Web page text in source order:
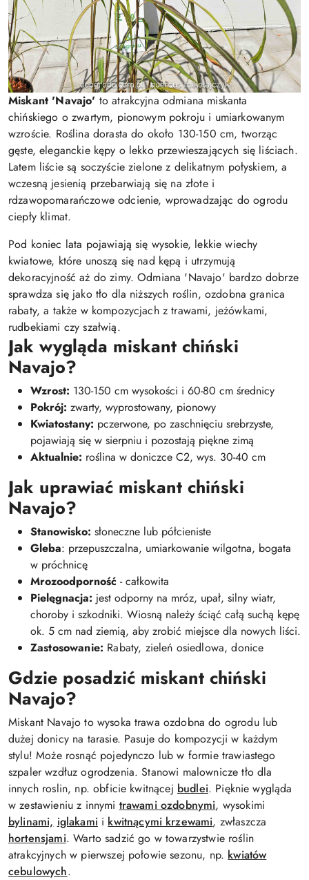
Miskant 'Navajo' to atrakcyjna odmiana miskanta
chińskiego o zwartym, pionowym pokroju i umiarkowanym
wzroście. Roślina dorasta do około 130-150 cm, tworząc
gęste, eleganckie kępy o lekko przewieszających się liściach.
Latem liście są soczyście zielone z delikatnym połyskiem, a
wczesną jesienią przebarwiają się na złote i
rdzawopomarańczowe odcienie, wprowadzając do ogrodu
ciepły klimat.
Pod koniec lata pojawiają się wysokie, lekkie wiechy
kwiatowe, które unoszą się nad kępą i utrzymują
dekoracyjność aż do zimy. Odmiana 'Navajo' bardzo dobrze
sprawdza się jako tło dla niższych roślin, ozdobna granica
rabaty, a także w kompozycjach z trawami, jeżówkami,
rudbekiami czy szałwią.
Jak wygląda miskant chiński
Navajo?
Wzrost: 130-150 cm wysokości i 60-80 cm średnicy
Pokrój: zwarty, wyprostowany, pionowy
Kwiatostany: pczerwone, po zaschnięciu srebrzyste,
pojawiają się w sierpniu i pozostają piękne zimą
Aktualnie: roślina w doniczce C2, wys. 30-40 cm
Jak uprawiać miskant chiński
Navajo?
Stanowisko: słoneczne lub półcieniste
Gleba: przepuszczalna, umiarkowanie wilgotna, bogata
w próchnicę
Mrozoodporność - całkowita
Pielęgnacja: jest odporny na mróz, upał, silny wiatr,
choroby i szkodniki. Wiosną należy ściąć całą suchą kępę
ok. 5 cm nad ziemią, aby zrobić miejsce dla nowych liści.
Zastosowanie: Rabaty, zieleń osiedlowa, donice
Gdzie posadzić miskant chiński
Navajo?
Miskant Navajo to wysoka trawa ozdobna do ogrodu lub
dużej donicy na tarasie. Pasuje do kompozycji w każdym
stylu! Może rosnąć pojedynczo lub w formie trawiastego
szpaler wzdłuz ogrodzenia. Stanowi malownicze tło dla
innych roslin, np. obficie kwitnącej budlei. Pięknie wygląda
w zestawieniu z innymi trawami ozdobnymi, wysokimi
bylinami, iglakamii kwitnącymi krzewami, zwłaszcza
hortensjami. Warto sadzić go w towarzystwie roślin
atrakcyjnych w pierwszej połowie sezonu, np. kwiatów
cebulowych.